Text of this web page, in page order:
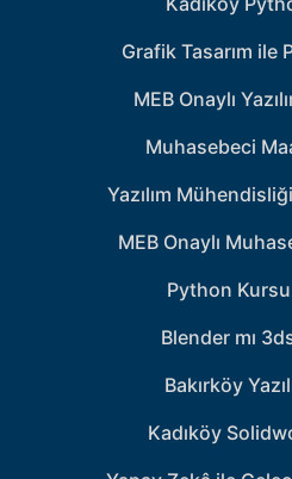
Grafik Tasarım ile
MEB Onaylı
Muhasebeci
Yazılım
MEB Onaylı
Python Kursu
Blender mı
Bakırköy
Kadıköy